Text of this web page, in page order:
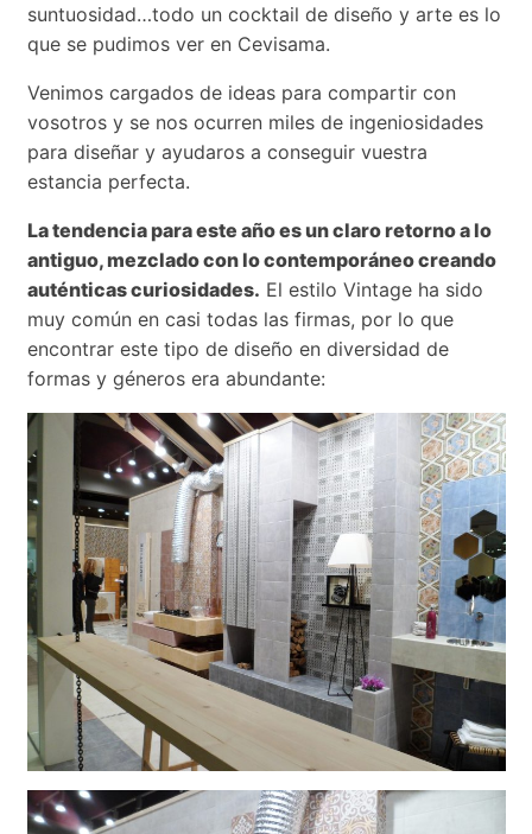
suntuosidad…todo un cocktail de diseño y arte es lo
que se pudimos ver en Cevisama.
Venimos cargados de ideas para compartir con
vosotros y se nos ocurren miles de ingeniosidades
para diseñar y ayudaros a conseguir vuestra
estancia perfecta.
La tendencia para este año es un claro retorno a lo
antiguo, mezclado con lo contemporáneo creando
auténticas curiosidades. El estilo Vintage ha sido
muy común en casi todas las firmas, por lo que
encontrar este tipo de diseño en diversidad de
formas y géneros era abundante: